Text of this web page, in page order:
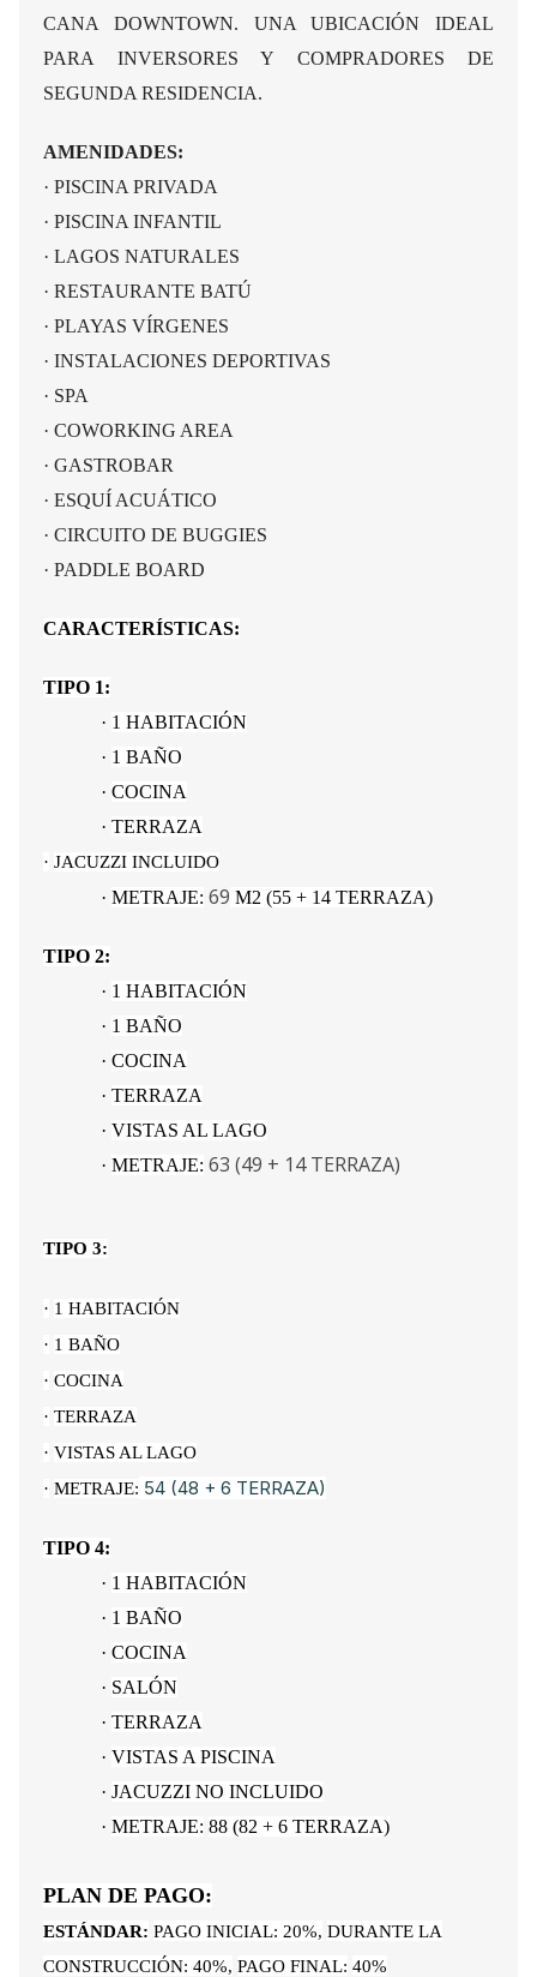
CANA DOWNTOWN. UNA UBICACIÓN IDEAL
PARA INVERSORES Y COMPRADORES DE
SEGUNDA RESIDENCIA.
AMENIDADES:
· PISCINA PRIVADA
· PISCINA INFANTIL
· LAGOS NATURALES
· RESTAURANTE BATÚ
· PLAYAS VÍRGENES
· INSTALACIONES DEPORTIVAS
· SPA
· COWORKING AREA
· GASTROBAR
· ESQUÍ ACUÁTICO
· CIRCUITO DE BUGGIES
· PADDLE BOARD
CARACTERÍSTICAS:
TIPO 1:
· 1 HABITACIÓN
· 1 BAÑO
· COCINA
· TERRAZA
· JACUZZI INCLUIDO
· METRAJE: 69 M2 (55 + 14 TERRAZA)
TIPO 2:
· 1 HABITACIÓN
· 1 BAÑO
· COCINA
· TERRAZA
· VISTAS AL LAGO
· METRAJE: 63 (49 + 14 TERRAZA)
TIPO 3:
· 1 HABITACIÓN
· 1 BAÑO
· COCINA
· TERRAZA
· VISTAS AL LAGO
· METRAJE: 54 (48 + 6 TERRAZA)
TIPO 4:
· 1 HABITACIÓN
· 1 BAÑO
· COCINA
· SALÓN
· TERRAZA
· VISTAS A PISCINA
· JACUZZI NO INCLUIDO
· METRAJE: 88 (82 + 6 TERRAZA)
PLAN DE PAGO:
ESTÁNDAR: PAGO INICIAL: 20%, DURANTE LA
CONSTRUCCIÓN: 40%, PAGO FINAL: 40%